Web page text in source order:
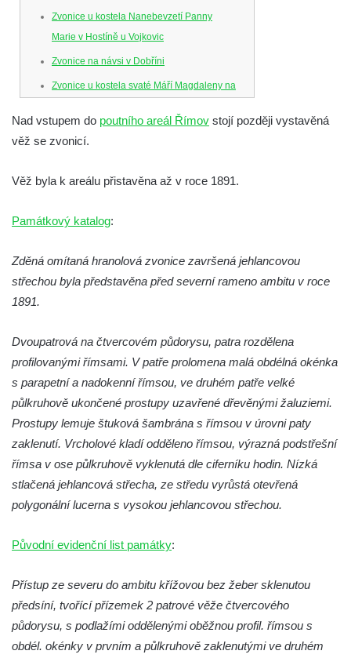
Zvonice u kostela Nanebevzetí Panny
Marie v Hostíně u Vojkovic
Zvonice na návsi v Dobříni
Zvonice u kostela svaté Máří Magdaleny na
Zvonička na rozcestí k chatě Jiráskovy
Zvonička na zahradě u domu čp. 26 v obci
Zvonice v parku v ulici Husova v Benešově
Zvonice v parku v Krkonošské ulici v Desné
Zvonice u kostela svatého Jakuba v
Dřevěná zvonička před domem čp. 109 v
Hřivicích
Zvonice církve československé husitské v
Hřivicích
Zvonice u kostela svatého Jakuba v
Hřivicích
Zvonička před kostelem Narození Panny
Zvonice na hřbitově u kostela svatého Jiljí v
Ředhošti
Zvonička v Mlčechvostech
Nad vstupem do poutního areál Římov stojí později vystavěná
věž se zvonicí.
Věž byla k areálu přistavěna až v roce 1891.
Památkový katalog:
Zděná omítaná hranolová zvonice završená jehlancovou
střechou byla představěna před severní rameno ambitu v roce
1891.
Dvoupatrová na čtvercovém půdorysu, patra rozdělena
profilovanými římsami. V patře prolomena malá obdélná okénka
s parapetní a nadokenní římsou, ve druhém patře velké
půlkruhově ukončené prostupy uzavřené dřevěnými žaluziemi.
Prostupy lemuje štuková šambrána s římsou v úrovni paty
zaklenutí. Vrcholové kladí odděleno římsou, výrazná podstřešní
římsa v ose půlkruhově vyklenutá dle ciferníku hodin. Nízká
stlačená jehlancová střecha, ze středu vyrůstá otevřená
polygonální lucerna s vysokou jehlancovou střechou.
Původní evidenční list památky:
Přístup ze severu do ambitu křížovou bez žeber sklenutou
předsíní, tvořící přízemek 2 patrové věže čtvercového
půdorysu, s podlažími oddělenými oběžnou profil. římsou s
obdél. okénky v prvním a půlkruhově zaklenutými ve druhém